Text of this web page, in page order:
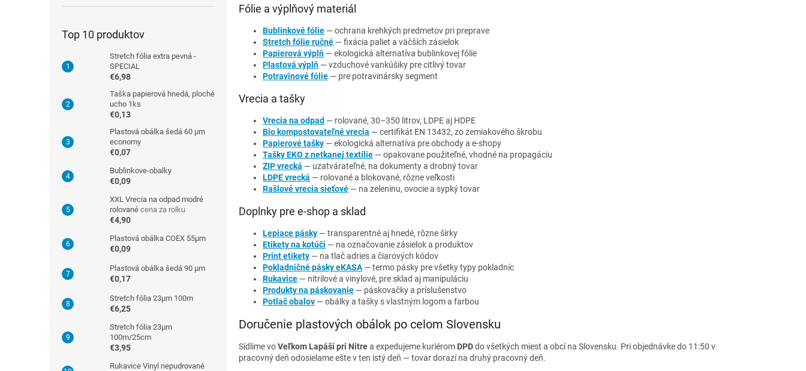
Top 10 produktov
Stretch fólia extra pevná -
SPECIAL
€6,98
Taška papierová hnedá, ploché
ucho 1ks
€0,13
Plastová obálka šedá 60 µm
economy
€0,07
Bublinkove-obalky
€0,09
XXL Vrecia na odpad modré
rolované cena za rolku
€4,90
Plastová obálka COEX 55µm
€0,09
Plastová obálka šedá 90 µm
€0,17
Stretch fólia 23µm 100m
€6,25
Stretch fólia 23µm
100m/25cm
€3,95
Rukavice Vinyl nepudrované
Fólie a výplňový materiál
Bublinkové fólie — ochrana krehkých predmetov pri preprave
Stretch fólie ručné — fixácia paliet a väčších zásielok
Papierová výplň — ekologická alternatíva bublinkovej fólie
Plastová výplň — vzduchové vankúšiky pre citlivý tovar
Potravinové fólie — pre potravinársky segment
Vrecia a tašky
Vrecia na odpad — rolované, 30–350 litrov, LDPE aj HDPE
Bio kompostovateľné vrecia — certifikát EN 13432, zo zemiakového škrobu
Papierové tašky — ekologická alternatíva pre obchody a e-shopy
Tašky EKO z netkanej textílie — opakovane použiteľné, vhodné na propagáciu
ZIP vrecká — uzatvárateľné, na dokumenty a drobný tovar
LDPE vrecká — rolované a blokované, rôzne veľkosti
Rašlové vrecia sieťové — na zeleninu, ovocie a sypký tovar
Doplnky pre e-shop a sklad
Lepiace pásky — transparentné aj hnedé, rôzne šírky
Etikety na kotúči — na označovanie zásielok a produktov
Print etikety — na tlač adries a čiarových kódov
Pokladničné pásky eKASA— termo pásky pre všetky typy pokladníc
Rukavice — nitrilové a vinylové, pre sklad aj manipuláciu
Produkty na páskovanie — páskovačky a príslušenstvo
Potlač obalov — obálky a tašky s vlastným logom a farbou
Doručenie plastových obálok po celom Slovensku
Sídlime voVeľkom Lapáši pri Nitrea expedujeme kuriérom DPDdo všetkých miest a obcí na Slovensku. Pri objednávke do 11:50 v
pracovný deň odosielame ešte v ten istý deň — tovar dorazí na druhý pracovný deň.